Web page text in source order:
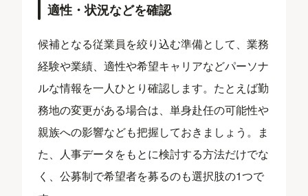
適性・状況などを確認
候補となる従業員を絞り込む準備として、業務
経験や業績、適性や希望キャリアなどパーソナ
ルな情報を一人ひとり確認します。たとえば勤
務地の変更がある場合は、単身赴任の可能性や
親族への影響なども把握しておきましょう。ま
た、人事データをもとに検討する方法だけでな
く、公募制で希望者を募るのも選択肢の1つで